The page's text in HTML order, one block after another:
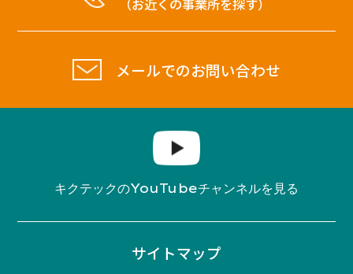
メールでのお問い合わせ
キクテックのYouTubeチャンネルを見る
サイトマップ